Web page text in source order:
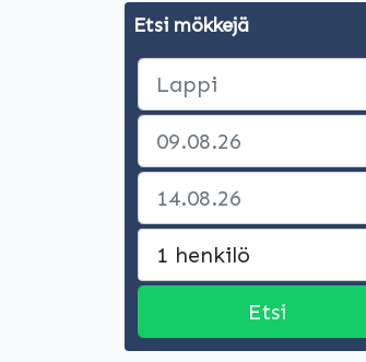
Etsi mökkejä